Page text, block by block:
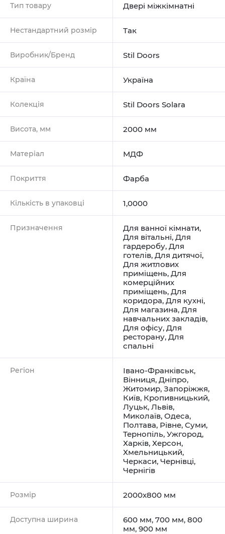
Тип товару Двері міжкімнатні
Нестандартний розмір Так
Виробник/Бренд Stil Doors
Країна Україна
Колекція Stil Doors Solara
Висота, мм 2000 мм
Матеріал МДФ
Покриття Фарба
Кількість в упаковці 1,0000
Призначення Для ванної кімнати,
Для вітальні, Для
гардеробу, Для
готелів, Для дитячої,
Для житлових
приміщень, Для
комерційних
приміщень, Для
коридора, Для кухні,
Для магазина, Для
навчальних закладів,
Для офісу, Для
ресторану, Для
спальні
Регіон Івано-Франківськ,
Вінниця, Дніпро,
Житомир, Запоріжжя,
Київ, Кропивницький,
Луцьк, Львів,
Миколаїв, Одеса,
Полтава, Рівне, Суми,
Тернопіль, Ужгород,
Харків, Херсон,
Хмельницький,
Черкаси, Чернівці,
Чернігів
Розмір 2000x800 мм
Доступна ширина
600 мм, 700 мм, 800
мм, 900 мм